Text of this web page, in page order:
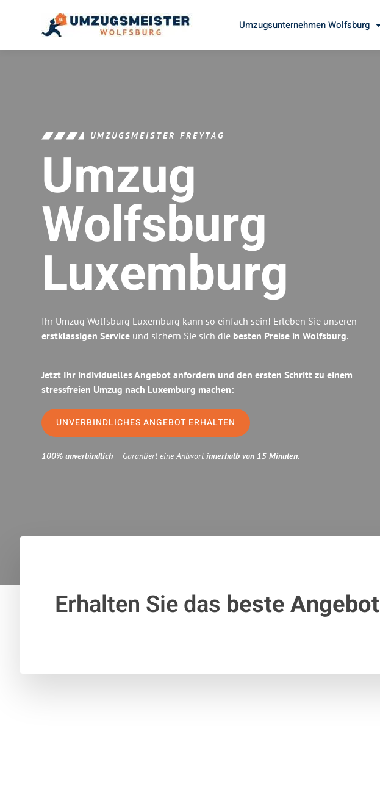
Umzugsunternehmen Wolfsburg
UMZUGSMEISTER FREYTAG
Umzug
Wolfsburg
Luxemburg
Ihr Umzug Wolfsburg Luxemburg kann so einfach sein! Erleben Sie unseren
erstklassigen Service und sichern Sie sich die besten Preise in Wolfsburg.
Jetzt Ihr individuelles Angebot anfordern und den ersten Schritt zu einem
stressfreien Umzug nach Luxemburg machen:
UNVERBINDLICHES ANGEBOT ERHALTEN
100% unverbindlich – Garantiert eine Antwortinnerhalb von 15 Minuten.
Erhalten Sie das beste Angebot